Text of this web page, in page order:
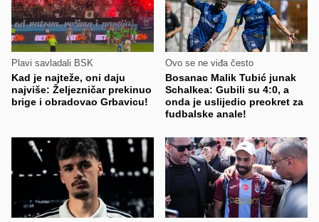
Plavi savladali BSK
Kad je najteže, oni daju
najviše: Željezničar prekinuo
brige i obradovao Grbavicu!
Ovo se ne viđa često
Bosanac Malik Tubić junak
Schalkea: Gubili su 4:0, a
onda je uslijedio preokret za
fudbalske anale!